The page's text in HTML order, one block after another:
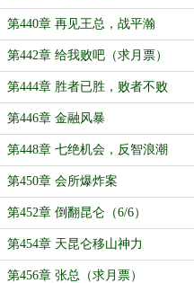
第440章 再见王总，战平瀚
第442章 给我败吧（求月票）
第444章 胜者已胜，败者不败
第446章 金融风暴
第448章 七绝机会，反智浪潮
第450章 会所爆炸案
第452章 倒翻昆仑（6/6）
第454章 天昆仑移山神力
第456章 张总（求月票）